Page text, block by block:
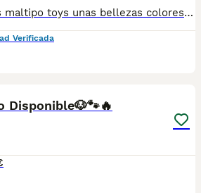
Preciosos cachorritos maltipo toys unas bellezas colores difuminados muy guapos machos y hembras se entregan al dia de todo para mas información llámame al 615080706
Verificada
Disponible🐶🐾🔥